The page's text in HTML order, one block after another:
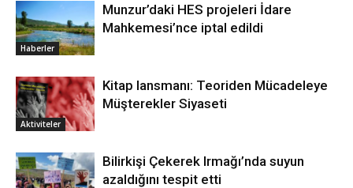
Haberler
Munzur’daki HES projeleri İdare
Mahkemesi’nce iptal edildi
Aktiviteler
Kitap lansmanı: Teoriden Mücadeleye
Müşterekler Siyaseti
Bilirkişi Çekerek Irmağı’nda suyun
azaldığını tespit etti